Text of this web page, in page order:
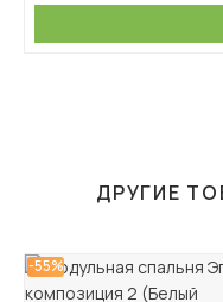
ДРУГИЕ
-55%